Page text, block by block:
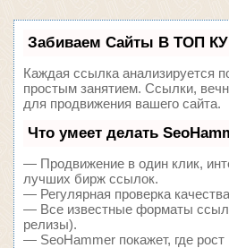
Забиваем Сайты В ТОП
Каждая ссылка анализируется
простым занятием. Ссылки,
для продвижения вашего сайта.
Что умеет делать
— Продвижение в один клик,
лучших бирж ссылок.
— Регулярная проверка
— Все известные форматы
релизы).
— SeoHammer покажет, где